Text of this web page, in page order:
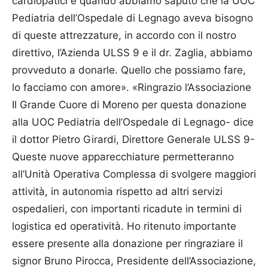
Pediatria dell’Ospedale di Legnago aveva bisogno
di queste attrezzature, in accordo con il nostro
direttivo, l’Azienda ULSS 9 e il dr. Zaglia, abbiamo
provveduto a donarle. Quello che possiamo fare,
lo facciamo con amore». «Ringrazio l’Associazione
Il Grande Cuore di Moreno per questa donazione
alla UOC Pediatria dell’Ospedale di Legnago- dice
il dottor Pietro Girardi, Direttore Generale ULSS 9-
Queste nuove apparecchiature permetteranno
all’Unità Operativa Complessa di svolgere maggiori
attività, in autonomia rispetto ad altri servizi
ospedalieri, con importanti ricadute in termini di
logistica ed operatività. Ho ritenuto importante
essere presente alla donazione per ringraziare il
signor Bruno Pirocca, Presidente dell’Associazione,